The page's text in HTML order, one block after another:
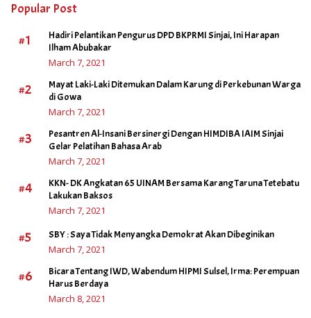
Popular Post
#1
Hadiri Pelantikan Pengurus DPD BKPRMI Sinjai, Ini Harapan
Ilham Abubakar
March 7, 2021
#2
Mayat Laki-Laki Ditemukan Dalam Karung di Perkebunan Warga
di Gowa
March 7, 2021
#3
Pesantren Al-Insani Bersinergi Dengan HIMDIBA IAIM Sinjai
Gelar Pelatihan Bahasa Arab
March 7, 2021
#4
KKN- DK Angkatan 65 UINAM Bersama Karang Taruna Tetebatu
Lakukan Baksos
March 7, 2021
#5 SBY : Saya Tidak Menyangka Demokrat Akan Dibeginikan
March 7, 2021
#6
Bicara Tentang IWD, Wabendum HIPMI Sulsel, Irma: Perempuan
Harus Berdaya
March 8, 2021